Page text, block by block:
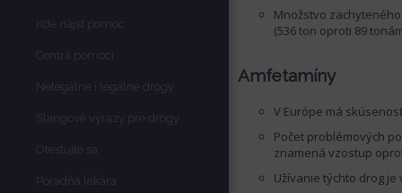
Kde nájsť pomoc
Centrá pomoci
Nelegálne i legálne drogy
Slangové výrazy pre drogy
Otestujte sa
Poradňa lekára
Množstvo
(536 ton oproti 89
Amfetamíny
V Európe má
Počet problémových
znamená vzostup
Užívanie týchto drog